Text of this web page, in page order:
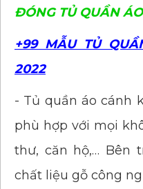
ĐÓNG TỦ QUẦN
+99 MẪU TỦ
2022
- Tủ quần áo cánh
phù hợp với mọi
thư, căn hộ,… Bên
chất liệu gỗ công